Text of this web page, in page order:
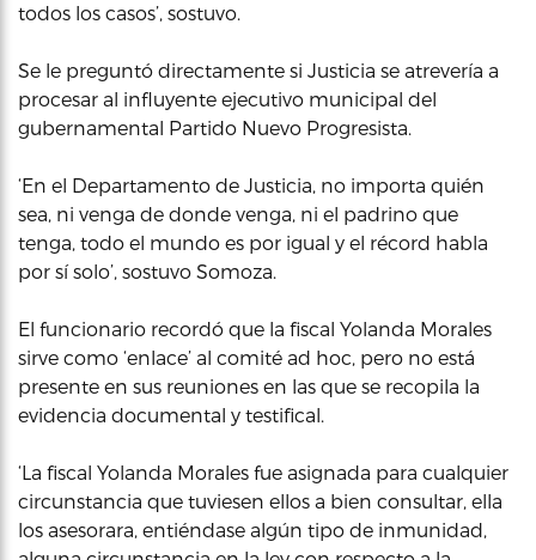
todos los casos’, sostuvo.
Se le preguntó directamente si Justicia se atrevería a
procesar al influyente ejecutivo municipal del
gubernamental Partido Nuevo Progresista.
‘En el Departamento de Justicia, no importa quién
sea, ni venga de donde venga, ni el padrino que
tenga, todo el mundo es por igual y el récord habla
por sí solo’, sostuvo Somoza.
El funcionario recordó que la fiscal Yolanda Morales
sirve como ‘enlace’ al comité ad hoc, pero no está
presente en sus reuniones en las que se recopila la
evidencia documental y testifical.
‘La fiscal Yolanda Morales fue asignada para cualquier
circunstancia que tuviesen ellos a bien consultar, ella
los asesorara, entiéndase algún tipo de inmunidad,